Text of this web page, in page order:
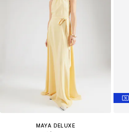
MAYA DELUXE